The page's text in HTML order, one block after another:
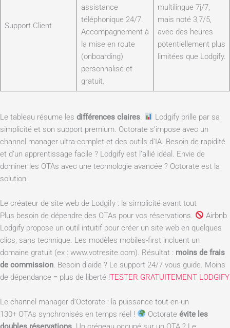
Support Client
assistance
téléphonique 24/7.
Accompagnement à
la mise en route
(onboarding)
personnalisé et
gratuit.
multilingue 7j/7,
mais noté 3,7/5,
avec des heures
potentiellement plus
limitées que Lodgify.
Le tableau résume les différences claires
Lodgify brille par sa
simplicité et son support premium. Octorate s’impose avec un
channel manager ultra-complet et des outils d’IA. Besoin de rapidité
et d’un apprentissage facile ? Lodgify est l’allié idéal. Envie de
dominer les OTAs avec une technologie avancée ? Octorate est la
solution.
Le créateur de site web de Lodgify : la simplicité avant tout
Plus besoin de dépendre des OTAs pour vos réservations.
Airbnb
Lodgify propose un outil intuitif pour créer un site web en quelques
clics, sans technique. Les modèles mobiles-first incluent un
domaine gratuit (ex : www.votresite.com). Résultat : moins de frais
de commission . Besoin d’aide ? Le support 24/7 vous guide. Moins
de dépendance = plus de liberté !TESTER GRATUITEMENT LODGIFY
Le channel manager d’Octorate : la puissance tout-en-un
130+ OTAs synchronisés en temps réel !
Octorateévite les